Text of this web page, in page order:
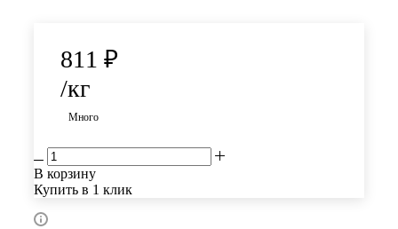
811 ₽
/кг
Много
В корзину
Купить в 1 клик